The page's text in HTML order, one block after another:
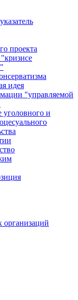
проекта
идея
"управляемой
уголовного и